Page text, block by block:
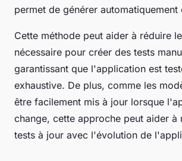
permet de générer automatiquement
Cette méthode peut aider à réduire
nécessaire pour créer des tests
garantissant que l'application est
exhaustive. De plus, comme les
être facilement mis à jour lorsque
change, cette approche peut aider à
tests à jour avec l'évolution de